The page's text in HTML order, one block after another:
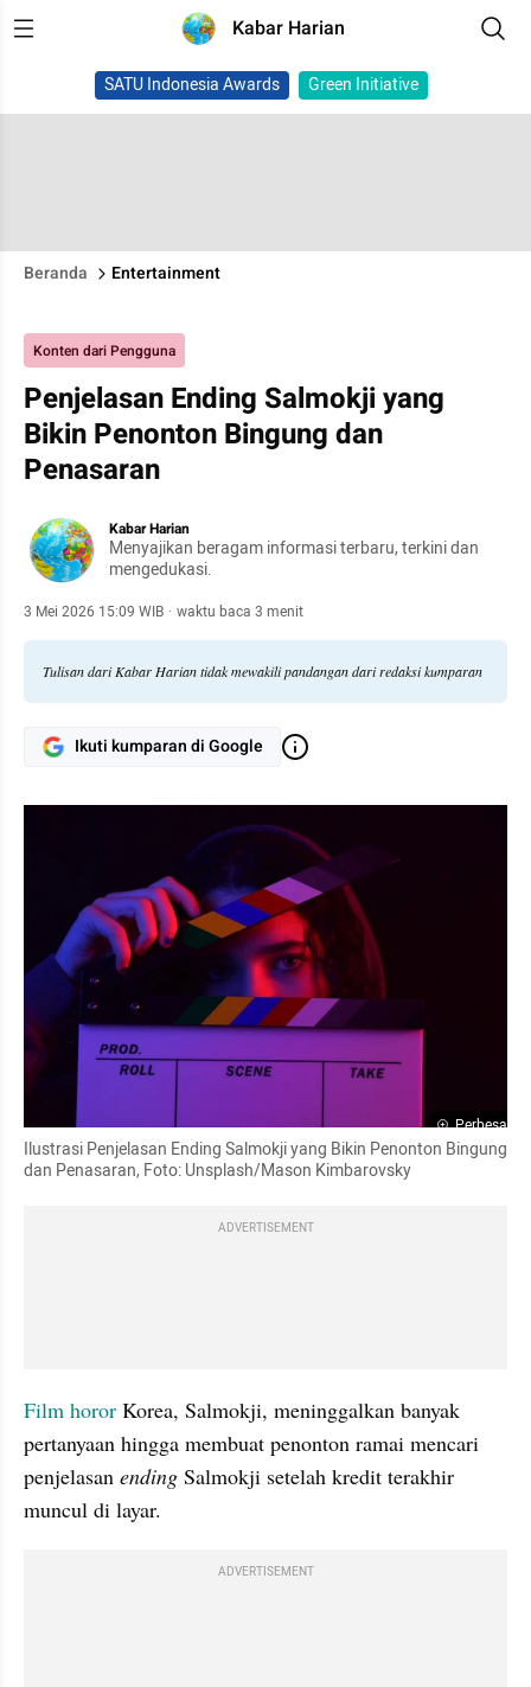
Kabar Harian
SATU Indonesia Awards Green Initiative
Beranda Entertainment
Konten dari Pengguna
Penjelasan Ending Salmokji yang
Bikin Penonton Bingung dan
Penasaran
Kabar Harian
Menyajikan beragam informasi terbaru, terkini dan
mengedukasi.
3 Mei 2026 15:09 WIB · waktu baca 3 menit
Tulisan dari Kabar Harian tidak mewakili pandangan dari redaksi kumparan
Ikuti kumparan di Google
Perbesar
Ilustrasi Penjelasan Ending Salmokji yang Bikin Penonton Bingung
dan Penasaran, Foto: Unsplash/Mason Kimbarovsky
ADVERTISEMENT
Film horor Korea, Salmokji, meninggalkan banyak
pertanyaan hingga membuat penonton ramai mencari
penjelasan ending Salmokji setelah kredit terakhir
muncul di layar.
ADVERTISEMENT